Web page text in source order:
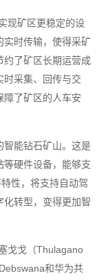
现矿区更稳定的设
实时传输，使得采矿
约了矿区长期运营成
时采集、回传与交
障了矿区的人车安
智能钻石矿山。这是
等硬件设备，能够支
性，将支持自动驾
转型，变得更加智
戈戈（Thulagano
和华为共